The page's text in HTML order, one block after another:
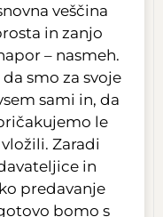
veščina
in zanjo
– nasmeh.
smo za svoje
sami in, da
le
Zaradi
in
predavanje
bomo s